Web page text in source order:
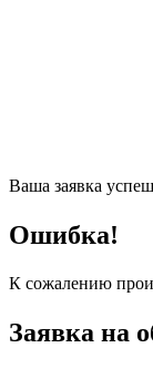
Ваша заявка
Ошибка!
К сожалению
Заявка на